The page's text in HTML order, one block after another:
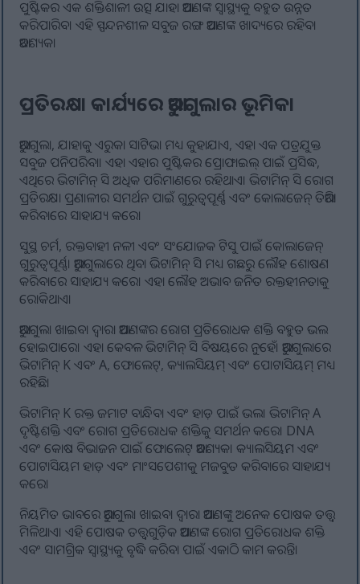
ପୁଷ୍ଟିକର ଏକ ଶକ୍ତିଶାଳୀ ଉତ୍ସ ଯାହା ଆପଣଙ୍କ ସ୍ୱାସ୍ଥ୍ୟକୁ ବହୁତ ଉନ୍ନତ
କରିପାରିବ। ଏହି ସ୍ପନ୍ଦନଶୀଳ ସବୁଜ ରଙ୍ଗ ଆପଣଙ୍କ ଖାଦ୍ୟରେ ରହିବା
ଆବଶ୍ୟକ।
ପ୍ରତିରକ୍ଷା କାର୍ଯ୍ୟରେ ଆରୁଗୁଲାର ଭୂମିକା
ଆରୁଗୁଲା, ଯାହାକୁ ଏରୁକା ସାଟିଭା ମଧ୍ୟ କୁହାଯାଏ, ଏହା ଏକ ପତ୍ରଯୁକ୍ତ
ସବୁଜ ପନିପରିବା। ଏହା ଏହାର ପୁଷ୍ଟିକର ପ୍ରୋଫାଇଲ୍ ପାଇଁ ପ୍ରସିଦ୍ଧ,
ଏଥିରେ ଭିଟାମିନ୍ ସି ଅଧିକ ପରିମାଣରେ ରହିଥାଏ। ଭିଟାମିନ୍ ସି ରୋଗ
ପ୍ରତିରକ୍ଷା ପ୍ରଣାଳୀର ସମର୍ଥନ ପାଇଁ ଗୁରୁତ୍ୱପୂର୍ଣ୍ଣ ଏବଂ କୋଲାଜେନ୍ ତିଆରି
କରିବାରେ ସାହାଯ୍ୟ କରେ।
ସୁସ୍ଥ ଚର୍ମ, ରକ୍ତବାହୀ ନଳୀ ଏବଂ ସଂଯୋଜକ ଟିସୁ ପାଇଁ କୋଲାଜେନ୍
ଗୁରୁତ୍ୱପୂର୍ଣ୍ଣ। ଆରୁଗୁଲାରେ ଥିବା ଭିଟାମିନ୍ ସି ମଧ୍ୟ ଗଛରୁ ଲୌହ ଶୋଷଣ
କରିବାରେ ସାହାଯ୍ୟ କରେ। ଏହା ଲୌହ ଅଭାବ ଜନିତ ରକ୍ତହୀନତାକୁ
ରୋକିଥାଏ।
ଆରୁଗୁଲା ଖାଇବା ଦ୍ଵାରା ଆପଣଙ୍କର ରୋଗ ପ୍ରତିରୋଧକ ଶକ୍ତି ବହୁତ ଭଲ
ହୋଇପାରେ। ଏହା କେବଳ ଭିଟାମିନ୍ ସି ବିଷୟରେ ନୁହେଁ। ଆରୁଗୁଲାରେ
ଭିଟାମିନ୍ K ଏବଂ A, ଫୋଲେଟ୍, କ୍ୟାଲସିୟମ୍ ଏବଂ ପୋଟାସିୟମ୍ ମଧ୍ୟ
ରହିଛି।
ଭିଟାମିନ୍ K ରକ୍ତ ଜମାଟ ବାନ୍ଧିବା ଏବଂ ହାଡ଼ ପାଇଁ ଭଲ। ଭିଟାମିନ୍ A
ଦୃଷ୍ଟିଶକ୍ତି ଏବଂ ରୋଗ ପ୍ରତିରୋଧକ ଶକ୍ତିକୁ ସମର୍ଥନ କରେ। DNA
ଏବଂ କୋଷ ବିଭାଜନ ପାଇଁ ଫୋଲେଟ୍ ଆବଶ୍ୟକ। କ୍ୟାଲସିୟମ ଏବଂ
ପୋଟାସିୟମ ହାଡ଼ ଏବଂ ମାଂସପେଶୀକୁ ମଜବୁତ କରିବାରେ ସାହାଯ୍ୟ
କରେ।
ନିୟମିତ ଭାବରେ ଆରୁଗୁଲା ଖାଇବା ଦ୍ୱାରା ଆପଣଙ୍କୁ ଅନେକ ପୋଷକ ତତ୍ତ୍ୱ
ମିଳିଥାଏ। ଏହି ପୋଷକ ତତ୍ତ୍ୱଗୁଡ଼ିକ ଆପଣଙ୍କ ରୋଗ ପ୍ରତିରୋଧକ ଶକ୍ତି
ଏବଂ ସାମଗ୍ରିକ ସ୍ୱାସ୍ଥ୍ୟକୁ ବୃଦ୍ଧି କରିବା ପାଇଁ ଏକାଠି କାମ କରନ୍ତି।